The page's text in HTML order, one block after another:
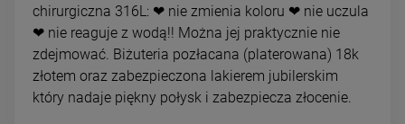
chirurgiczna 316L: ❤ nie zmienia koloru ❤ nie uczula
❤ nie reaguje z wodą!! Można jej praktycznie nie
zdejmować. Biżuteria pozłacana (platerowana) 18k
złotem oraz zabezpieczona lakierem jubilerskim
który nadaje piękny połysk i zabezpiecza złocenie.